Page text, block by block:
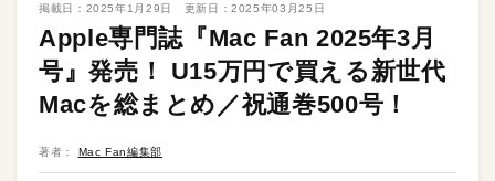
掲載日： 2025年1月29日 更新日：2025年03月25日
Apple専門誌『Mac Fan 2025年3月
号』発売！ U15万円で買える新世代
Macを総まとめ／祝通巻500号！
著者： Mac Fan編集部